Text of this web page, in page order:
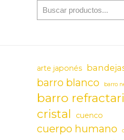
arte japonés
barro blanco barro
barro
cristal cuenco
cuerpo humano